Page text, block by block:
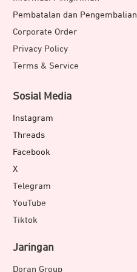
Pembatalan dan Pengembalian
Corporate Order
Privacy Policy
Terms & Service
Sosial Media
Instagram
Threads
Facebook
X
Telegram
YouTube
Tiktok
Jaringan
Doran Group